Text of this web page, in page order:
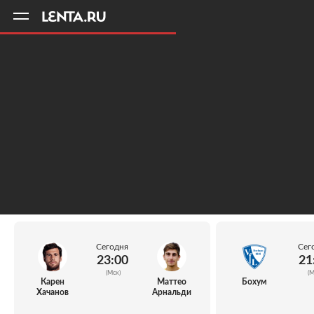
Карен
Хачанов
Сегодня
23:00
(Мск)
Маттео
Арнальди
Бохум